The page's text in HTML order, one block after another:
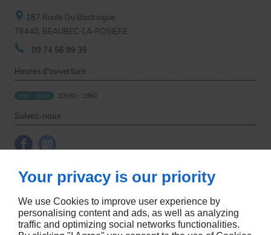
187 Route Du Bastringue
76440, BEAUBEC-LA-ROSIERE
09 74 56 99 35
Heures d'ouverture
Mar - Sam 10h30 - 19h0
À propos
Nous contacter
Plan du site
Suivez-nous
Your privacy is our priority
We use Cookies to improve user experience by
personalising content and ads, as well as analyzing
traffic and optimizing social networks functionalities.